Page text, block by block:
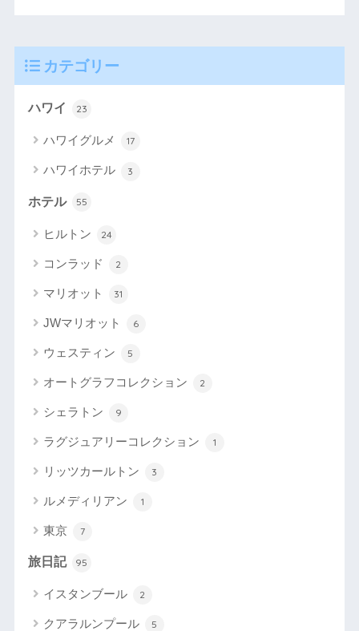
カテゴリー
ハワイ 23
ハワイグルメ 17
ハワイホテル 3
ホテル 55
ヒルトン 24
コンラッド 2
マリオット 31
JWマリオット 6
ウェスティン 5
オートグラフコレクション 2
シェラトン 9
ラグジュアリーコレクション 1
リッツカールトン 3
ルメディリアン 1
東京 7
旅日記 95
イスタンブール 2
クアラルンプール 5